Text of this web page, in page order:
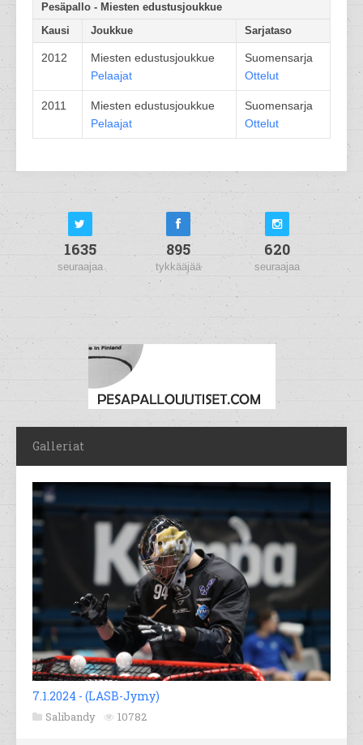
Pesäpallo - Miesten edustusjoukkue
Kausi
Joukkue Sarjataso
2012
Miesten edustusjoukkue
Pelaajat
Suomensarja
Ottelut
2011
Miesten edustusjoukkue
Pelaajat
Suomensarja
Ottelut
1635
seuraajaa
895
tykkääjää
620
seuraajaa
Galleriat
7.1.2024 - (LASB-Jymy)
Salibandy 10782